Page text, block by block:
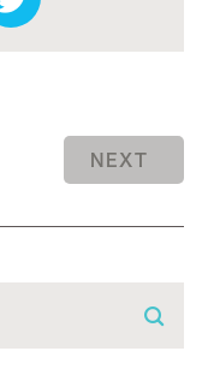
NEXT